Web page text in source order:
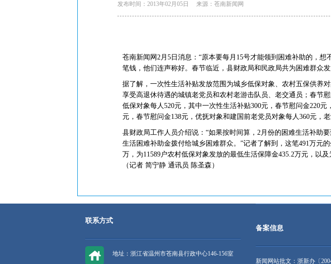
发布时间：2013年02月05日 来源：苍南新闻网
苍南新闻网2月5日消息：“原本要每月15号才能领到困难补助的，
笔钱，他们连声称好。春节临近，县财政局和民政局共为困难群众
据了解，一次性生活补贴发放范围为城乡低保对象、农村五保供养
享受高退休待遇的城镇老党员和农村老游击队员、老交通员；春节
低保对象每人520元，其中一次性生活补贴300元，春节慰问金220
元，春节慰问金138元，优抚对象和建国前老党员对象每人360元，
县财政局工作人员介绍说：“如果按时间算，2月份的困难生活补助
生活困难补助金拨付给城乡困难群众。”记者了解到，这笔491万元
万，为11589户农村低保对象发放的最低生活保障金435.2万元，以
（记者 简宁静 通讯员 陈圣森）
联系方式
地址：浙江省温州市苍南县行政中心146-156室
备案信息
新闻网站批文：浙新办〔